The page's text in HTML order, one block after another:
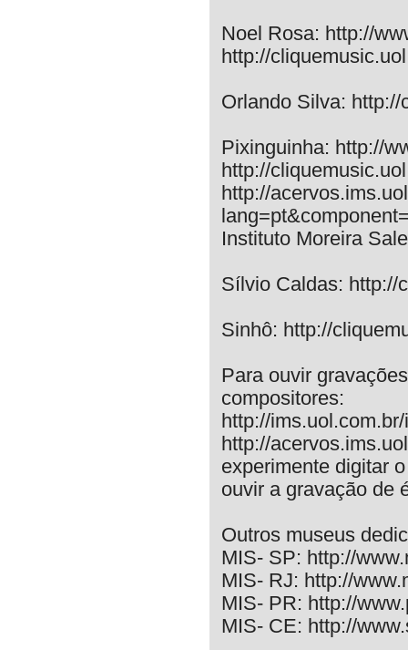
Noel Rosa: http://
http://
Orlando Silva:
Pixinguinha: http://
http://
http://
Instituto Moreira
Sílvio Caldas: http://
Sinhô: http://
Para ouvir
compositores:
http://
http://
experimente digitar
ouvir a gravação de
Outros museus
MIS- SP: http://
MIS- RJ: http://
MIS- PR: http://
MIS- CE: http://